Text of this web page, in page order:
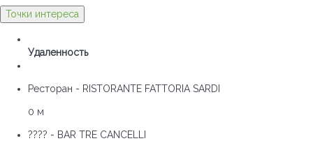
Точки интереса
Удаленность
Ресторан - RISTORANTE FATTORIA SARDI
0 м
???? - BAR TRE CANCELLI